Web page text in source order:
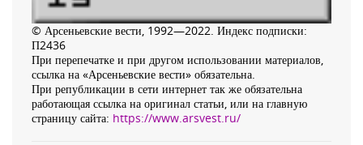
© Арсеньевские вести, 1992—2022. Индекс подписки:
П2436
При перепечатке и при другом использовании материалов,
ссылка на «Арсеньевские вести» обязательна.
При републикации в сети интернет так же обязательна
работающая ссылка на оригинал статьи, или на главную
страницу сайта: https://www.arsvest.ru/